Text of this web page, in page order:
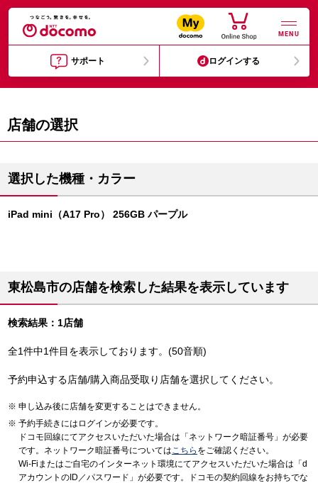
MENU
サポート ログインする
店舗の選択
選択した機種・カラー
iPad mini（A17 Pro） 256GB パープル
東松島市の店舗を検索した結果を表示しています
検索結果：1店舗
全1件中1件目を表示しております。(50音順)
予約申込する店舗/購入商品受取り店舗を選択してください。
申し込み後に店舗を変更することはできません。
予約手続きにはログインが必要です。
ドコモ回線にてアクセスいただいた場合は「ネットワーク暗証番号」が必要
です。ネットワーク暗証番号についてはこちら をご確認ください。
Wi-Fiまたはご自宅のインターネット環境にてアクセスいただいた場合は「d
アカウントのID／パスワード」が必要です。ドコモの契約回線をお持ちでな